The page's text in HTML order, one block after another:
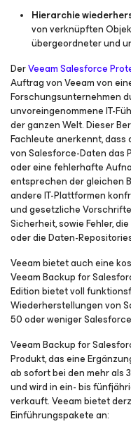
Hierarchie
von verknüpften
übergeordneter und
DerVeeam Salesforce
Auftrag von Veeam von
Forschungsunternehmen
unvoreingenommene IT-
der ganzen Welt. Dieser
Fachleute anerkennt,
von Salesforce-Daten das
oder eine fehlerhafte
entsprechen der gleichen
andere IT-Plattformen
und gesetzliche
Sicherheit, sowie Fehler,
oder die Daten-
Veeam bietet auch eine
Veeam Backupfor
Edition bietet voll
Wiederherstellungen von
50 oder weniger
Veeam Backupfor
Produkt, das eine
ab sofort bei den mehr als
und wird in ein- bis
verkauft. Veeam bietet
Einführungspakete an: